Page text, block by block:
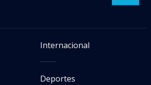
Internacional
Deportes